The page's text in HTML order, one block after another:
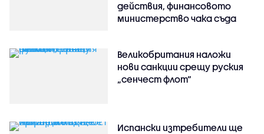
действия, финансовото
министерство чака съда
Великобритания наложи
нови санкции срещу руския
„сенчест флот“
Испански изтребители ще